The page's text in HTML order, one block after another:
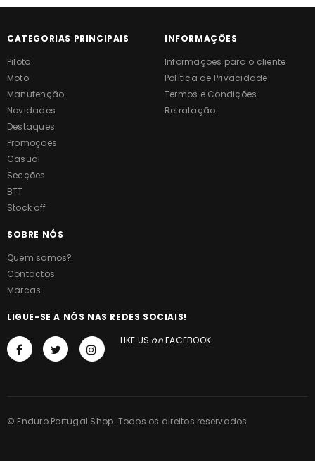
CATEGORIAS PRINCIPAIS
Piloto
Moto
Manutenção
Novidades
Destaques
Promoções
Casual
Secções
BTT
Stock off
INFORMAÇÕES
Informações para o cliente
Política de Privacidade
Termos e Condições
Retratação
SOBRE NÓS
Quem somos?
Contactos
Marcas
LIGUE-SE A NÓS NAS REDES SOCIAIS!
LIKE US onFACEBOOK
© Enduro Portugal Shop. Todos os direitos reservados